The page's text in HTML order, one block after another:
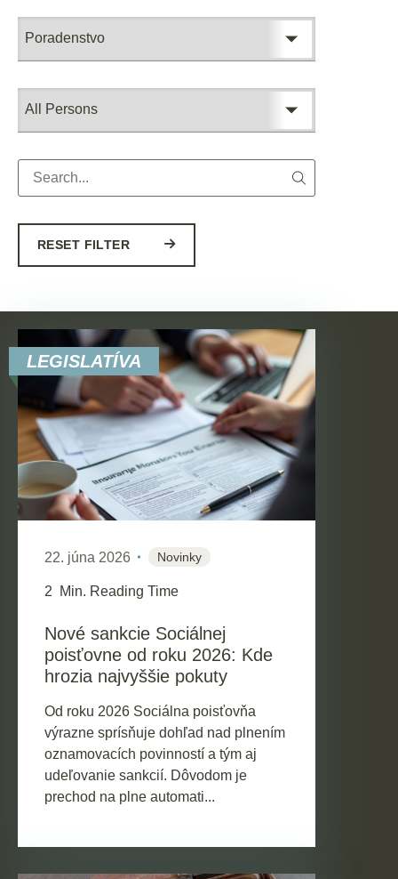
RESET FILTER
LEGISLATÍVA
22. júna 2026 Novinky
2 Min. Reading Time
Nové sankcie Sociálnej
poisťovne od roku 2026: Kde
hrozia najvyššie pokuty
Od roku 2026 Sociálna poisťovňa
výrazne sprísňuje dohľad nad plnením
oznamovacích povinností a tým aj
udeľovanie sankcií. Dôvodom je
prechod na plne automati...